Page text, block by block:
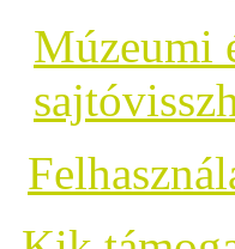
Múzeumi